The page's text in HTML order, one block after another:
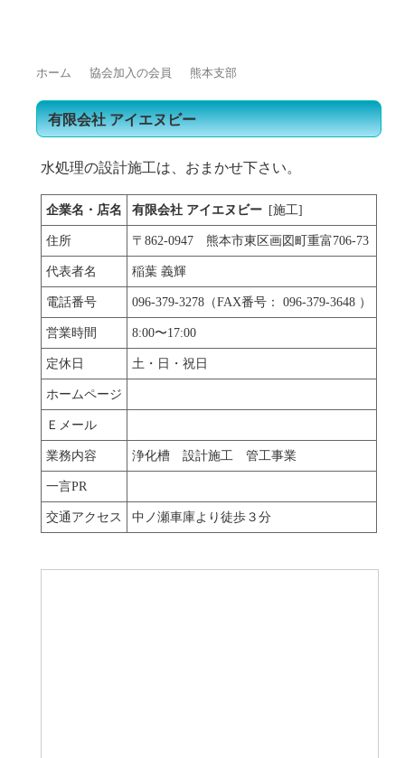
ホーム 協会加入の会員 熊本支部
有限会社 アイエヌビー
水処理の設計施工は、おまかせ下さい。
企業名・店名 有限会社 アイエヌビー [施工]
住所 〒862-0947 熊本市東区画図町重富706-73
代表者名 稲葉 義輝
電話番号 096-379-3278（FAX番号： 096-379-3648 ）
営業時間 8:00〜17:00
定休日 土・日・祝日
ホームページ
Ｅメール
業務内容 浄化槽 設計施工 管工事業
一言PR
交通アクセス 中ノ瀬車庫より徒歩３分